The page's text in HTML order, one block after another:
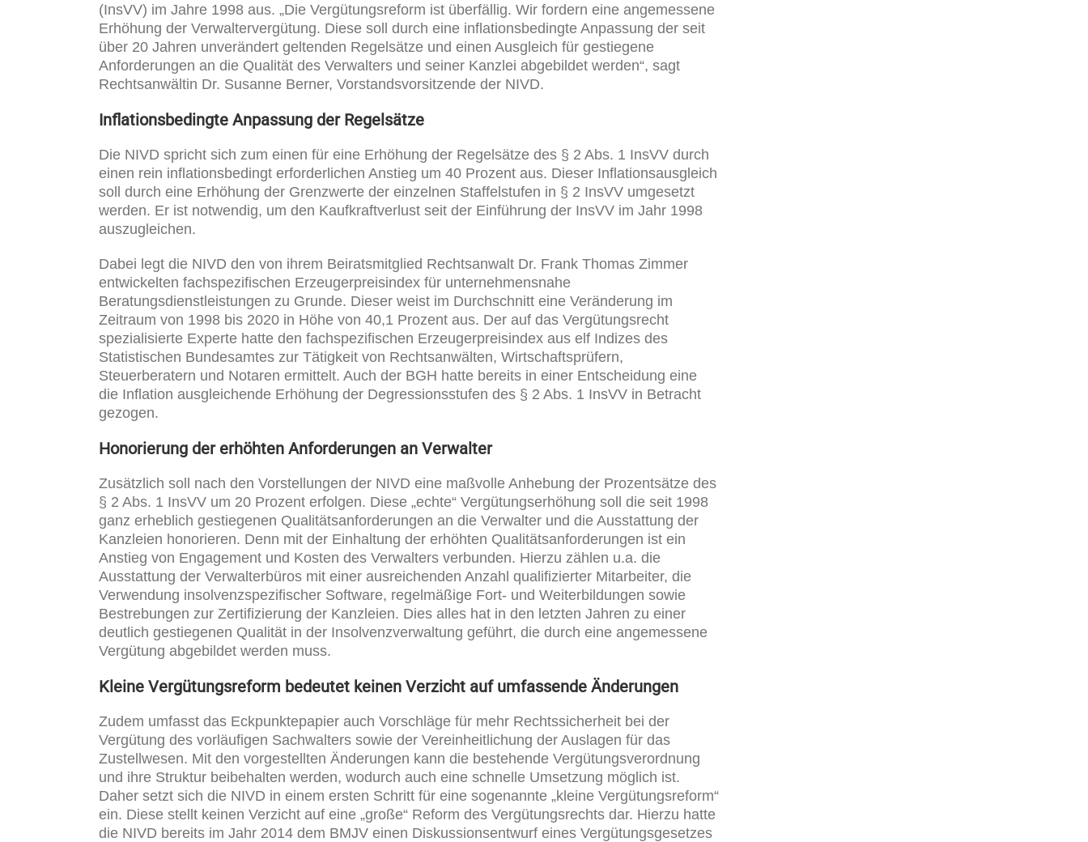
(InsVV) im Jahre 1998 aus. „Die Vergütungsreform ist überfällig. Wir fordern eine angemessene
Erhöhung der Verwaltervergütung. Diese soll durch eine inflationsbedingte Anpassung der seit
über 20 Jahren unverändert geltenden Regelsätze und einen Ausgleich für gestiegene
Anforderungen an die Qualität des Verwalters und seiner Kanzlei abgebildet werden“, sagt
Rechtsanwältin Dr. Susanne Berner, Vorstandsvorsitzende der NIVD.
Inflationsbedingte Anpassung der Regelsätze
Die NIVD spricht sich zum einen für eine Erhöhung der Regelsätze des § 2 Abs. 1 InsVV durch
einen rein inflationsbedingt erforderlichen Anstieg um 40 Prozent aus. Dieser Inflationsausgleich
soll durch eine Erhöhung der Grenzwerte der einzelnen Staffelstufen in § 2 InsVV umgesetzt
werden. Er ist notwendig, um den Kaufkraftverlust seit der Einführung der InsVV im Jahr 1998
auszugleichen.
Dabei legt die NIVD den von ihrem Beiratsmitglied Rechtsanwalt Dr. Frank Thomas Zimmer
entwickelten fachspezifischen Erzeugerpreisindex für unternehmensnahe
Beratungsdienstleistungen zu Grunde. Dieser weist im Durchschnitt eine Veränderung im
Zeitraum von 1998 bis 2020 in Höhe von 40,1 Prozent aus. Der auf das Vergütungsrecht
spezialisierte Experte hatte den fachspezifischen Erzeugerpreisindex aus elf Indizes des
Statistischen Bundesamtes zur Tätigkeit von Rechtsanwälten, Wirtschaftsprüfern,
Steuerberatern und Notaren ermittelt. Auch der BGH hatte bereits in einer Entscheidung eine
die Inflation ausgleichende Erhöhung der Degressionsstufen des § 2 Abs. 1 InsVV in Betracht
gezogen.
Honorierung der erhöhten Anforderungen an Verwalter
Zusätzlich soll nach den Vorstellungen der NIVD eine maßvolle Anhebung der Prozentsätze des
§ 2 Abs. 1 InsVV um 20 Prozent erfolgen. Diese „echte“ Vergütungserhöhung soll die seit 1998
ganz erheblich gestiegenen Qualitätsanforderungen an die Verwalter und die Ausstattung der
Kanzleien honorieren. Denn mit der Einhaltung der erhöhten Qualitätsanforderungen ist ein
Anstieg von Engagement und Kosten des Verwalters verbunden. Hierzu zählen u.a. die
Ausstattung der Verwalterbüros mit einer ausreichenden Anzahl qualifizierter Mitarbeiter, die
Verwendung insolvenzspezifischer Software, regelmäßige Fort- und Weiterbildungen sowie
Bestrebungen zur Zertifizierung der Kanzleien. Dies alles hat in den letzten Jahren zu einer
deutlich gestiegenen Qualität in der Insolvenzverwaltung geführt, die durch eine angemessene
Vergütung abgebildet werden muss.
Kleine Vergütungsreform bedeutet keinen Verzicht auf umfassende Änderungen
Zudem umfasst das Eckpunktepapier auch Vorschläge für mehr Rechtssicherheit bei der
Vergütung des vorläufigen Sachwalters sowie der Vereinheitlichung der Auslagen für das
Zustellwesen. Mit den vorgestellten Änderungen kann die bestehende Vergütungsverordnung
und ihre Struktur beibehalten werden, wodurch auch eine schnelle Umsetzung möglich ist.
Daher setzt sich die NIVD in einem ersten Schritt für eine sogenannte „kleine Vergütungsreform“
ein. Diese stellt keinen Verzicht auf eine „große“ Reform des Vergütungsrechts dar. Hierzu hatte
die NIVD bereits im Jahr 2014 dem BMJV einen Diskussionsentwurf eines Vergütungsgesetzes